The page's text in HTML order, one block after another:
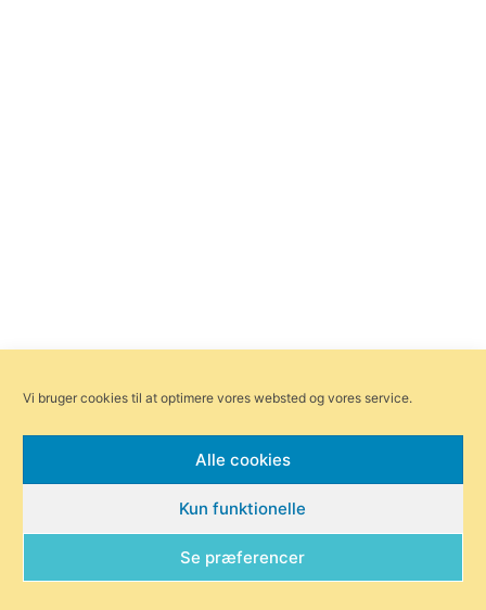
Vi bruger cookies til at optimere vores websted og vores service.
Alle cookies
Kun funktionelle
Se præferencer